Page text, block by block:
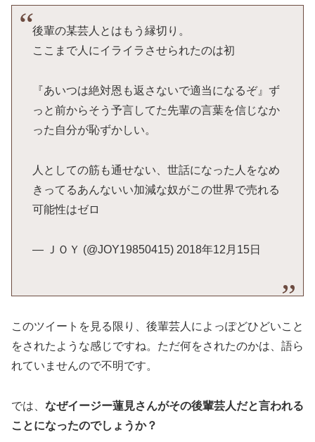
後輩の某芸人とはもう縁切り。
ここまで人にイライラさせられたのは初
『あいつは絶対恩も返さないで適当になるぞ』ず
っと前からそう予言してた先輩の言葉を信じなか
った自分が恥ずかしい。
人としての筋も通せない、世話になった人をなめ
きってるあんないい加減な奴がこの世界で売れる
可能性はゼロ
— ＪＯＹ (@JOY19850415) 2018年12月15日
このツイートを見る限り、後輩芸人によっぽどひどいこと
をされたような感じですね。ただ何をされたのかは、語ら
れていませんので不明です。
では、 なぜイージー蓮見さんがその後輩芸人だと言われる
ことになったのでしょうか？